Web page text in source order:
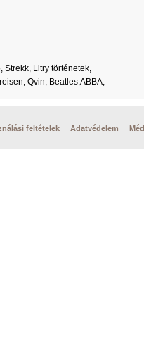
Strekk, Litry történetek,
Qvin, Beatles,ABBA,
feltételek Adatvédelem